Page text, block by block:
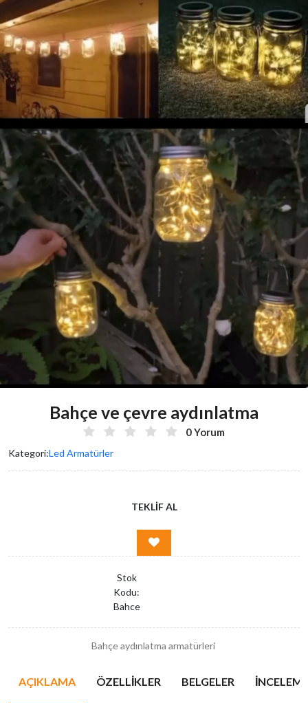
Bahçe ve çevre aydınlatma
0 Yorum
Kategori:Led Armatürler
TEKLIF AL
Stok
Kodu:
Bahce
Bahçe aydınlatma armatürleri
AÇIKLAMA ÖZELLIKLER BELGELER